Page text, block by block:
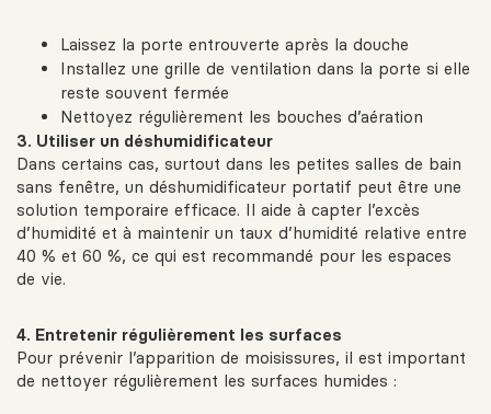
Laissez la porte entrouverte après la douche
Installez une grille de ventilation dans la porte si elle
reste souvent fermée
Nettoyez régulièrement les bouches d’aération
3. Utiliser un déshumidificateur
Dans certains cas, surtout dans les petites salles de bain
sans fenêtre, un déshumidificateur portatif peut être une
solution temporaire efficace. Il aide à capter l’excès
d’humidité et à maintenir un taux d’humidité relative entre
40 % et 60 %, ce qui est recommandé pour les espaces
de vie.
4. Entretenir régulièrement les surfaces
Pour prévenir l’apparition de moisissures, il est important
de nettoyer régulièrement les surfaces humides :